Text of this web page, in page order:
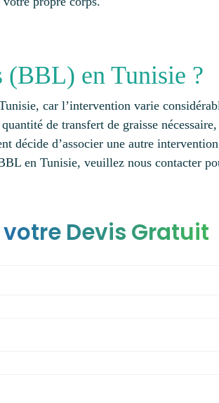
(BBL) en Tunisie ?
car l’intervention varie
de transfert de graisse
décide d’associer une autre
en Tunisie, veuillez nous contacter
Devis Gratuit